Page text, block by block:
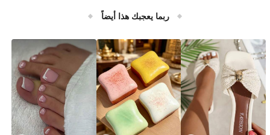
ربما يعجبك هذا أيضاً